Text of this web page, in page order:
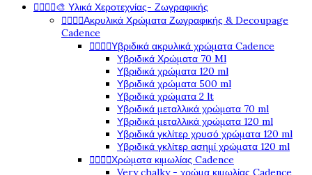
🎨 Υλικά Χεροτεχνίας- Ζωγραφικής
Ακρυλικά Χρώματα Ζωγραφικής & Decoupage
Cadence
Υβριδικά ακρυλικά χρώματα Cadence
Υβριδικά Χρώματα 70 Ml
Υβριδικά χρώματα 120 ml
Υβριδικά χρώματα 500 ml
Υβριδικά χρώματα 2 lt
Υβριδικά μεταλλικά χρώματα 70 ml
Υβριδικά μεταλλικά χρώματα 120 ml
Υβριδικά γκλίτερ χρυσό χρώματα 120 ml
Υβριδικά γκλίτερ ασημί χρώματα 120 ml
Χρώματα κιμωλίας Cadence
Very chalky - χρώμα κιμωλίας Cadence